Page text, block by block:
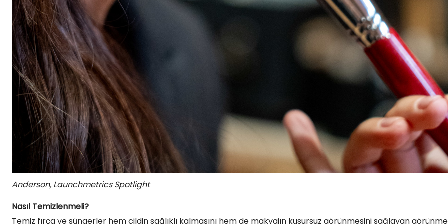
Anderson, Launchmetrics Spotlight
Nasıl Temizlenmeli?
Temiz fırça ve süngerler hem cildin sağlıklı kalmasını hem de makyajın kusursuz görünmesini sağlayan